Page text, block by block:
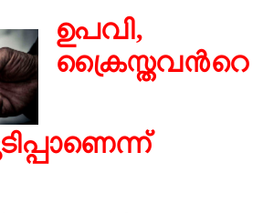
ഉപവി,
ക്രൈസ്തവൻറെ